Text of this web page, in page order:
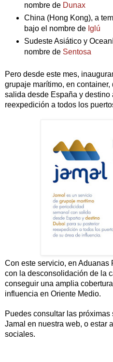
nombre de Dunax
China (Hong Kong), a
bajo el nombre de Iglú
Sudeste Asiático y
nombre de Sentosa
Pero desde este mes,
grupaje marítimo, en
salida desde España y destino
reexpedición a todos los
Con este servicio, en
con la desconsolidación de la
conseguir una amplia
influencia en Oriente Medio.
Puedes consultar las
Jamal en nuestra web, o estar
sociales.